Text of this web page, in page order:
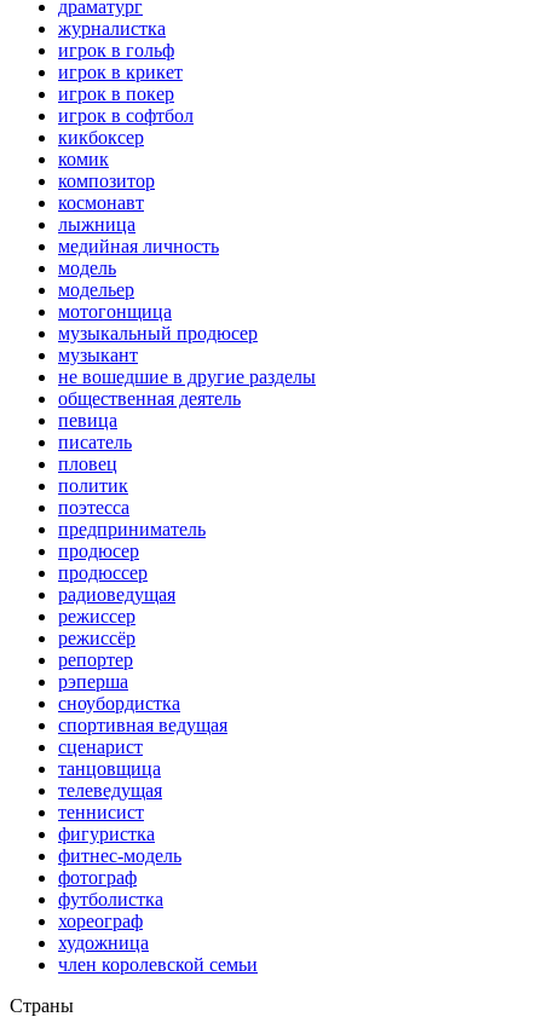
драматург
журналистка
игрок в гольф
игрок в крикет
игрок в покер
игрок в софтбол
кикбоксер
комик
композитор
космонавт
лыжница
медийная личность
модель
модельер
мотогонщица
музыкальный продюсер
музыкант
не вошедшие в другие разделы
общественная деятель
певица
писатель
пловец
политик
поэтесса
предприниматель
продюсер
продюссер
радиоведущая
режиссер
режиссёр
репортер
рэперша
сноубордистка
спортивная ведущая
сценарист
танцовщица
телеведущая
теннисист
фигуристка
фитнес-модель
фотограф
футболистка
хореограф
художница
член королевской семьи
Страны